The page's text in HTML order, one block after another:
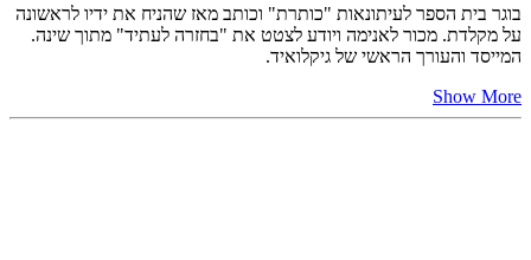
בוגר בית הספר לעיתונאות "כותרת" וכותב מאז שהניח את ידיו לראשונה
על מקלדת. מכור לאנימה ויודע לצטט את "בחזרה לעתיד" מתוך שינה.
המייסד והעורך הראשי של גיקלואיד.
Show More